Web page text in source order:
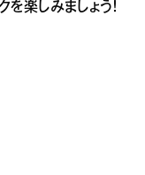
楽しみましょう！